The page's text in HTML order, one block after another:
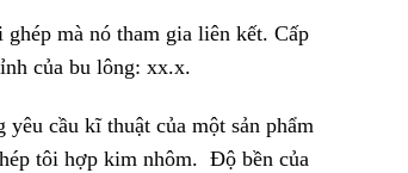
mà nó tham gia liên kết. Cấp
của bu lông: xx.x.
cầu kĩ thuật của một sản phẩm
tôi hợp kim nhôm. Độ bền của